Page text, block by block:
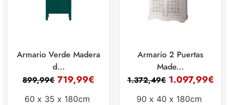
Armario Verde Madera
d...
899,99€ 719,99€
60 x 35 x 180cm
Armario 2 Puertas
Made...
1.372,49€ 1.097,99€
90 x 40 x 180cm